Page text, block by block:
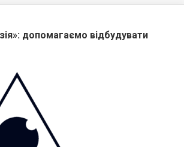
допомагаємо відбудувати